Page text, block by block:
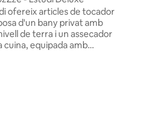
ofereix articles de tocador
d'un bany privat amb
de terra i un assecador
cuina, equipada amb